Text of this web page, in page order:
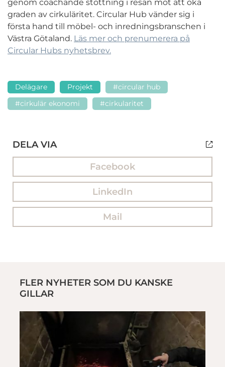
genom coachande stöttning i resan mot att öka
graden av cirkuläritet. Circular Hub vänder sig i
första hand till möbel- och inredningsbranschen i
Västra Götaland. Läs mer och prenumerera på
Circular Hubs nyhetsbrev.
Delägare Projekt
#circular hub
#cirkulär ekonomi
#cirkularitet
DELA VIA
Facebook
LinkedIn
Mail
FLER NYHETER SOM DU KANSKE
GILLAR